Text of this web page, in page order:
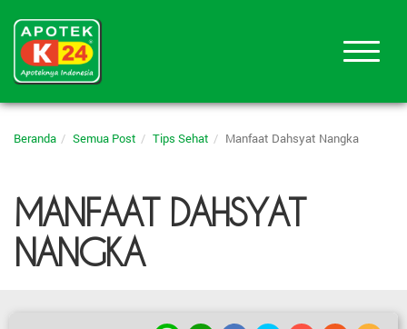
Beranda Semua Post Tips Sehat Manfaat Dahsyat Nangka
MANFAAT DAHSYAT
NANGKA